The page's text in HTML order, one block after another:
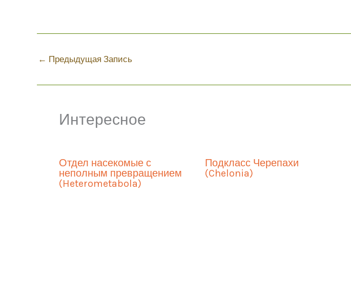
← Предыдущая Запись
Интересное
Отдел насекомые с
неполным превращением
(Heterometabola)
Подкласс Черепахи
(Chelonia)